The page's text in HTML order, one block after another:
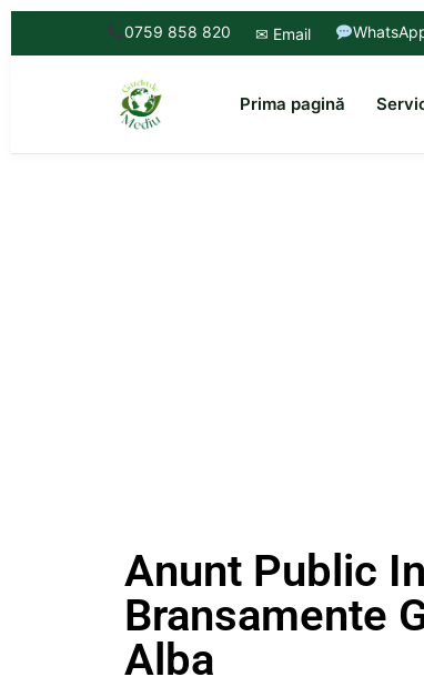
0759 858 820 ✉ Email
Prima pagină
Anunt Public
Bransamente
Alba